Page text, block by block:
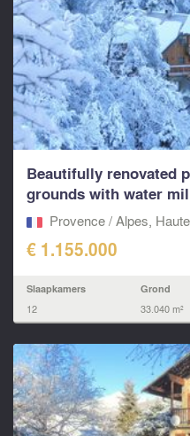
Beautifully renovated
grounds with water
potential
Provence / Alpes,
€ 1.155.000
Slaapkamers
12
Grond
33.040 m²